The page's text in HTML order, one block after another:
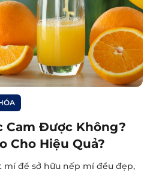
Cam Được Không?
Cho Hiệu Quả?
mí để sở hữu nếp mí đều đẹp,